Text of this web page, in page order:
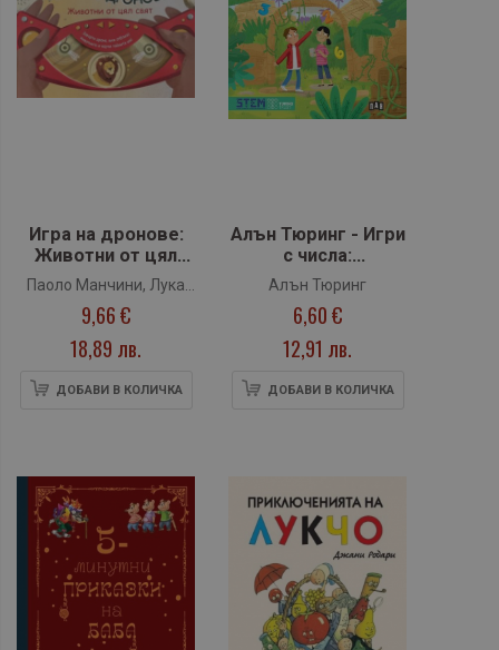
Игра на дронове:
Животни от цял
свят
Паоло Манчини, Лука
Де Леоне
9,66 €
18,89 лв.
ДОБАВИ В КОЛИЧКА
Алън Тюринг - Игри
с числа:
главоблъсканици
за деца
Алън Тюринг
6,60 €
12,91 лв.
ДОБАВИ В КОЛИЧКА